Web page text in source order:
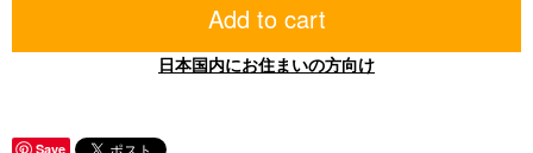
Add to cart
日本国内にお住まいの方向け
Save